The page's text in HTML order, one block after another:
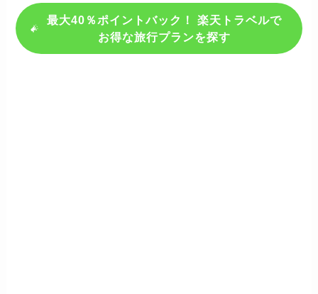
最大40％ポイントバック！ 楽天トラベルで
お得な旅行プランを探す